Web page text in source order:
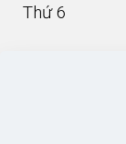
Thứ 6